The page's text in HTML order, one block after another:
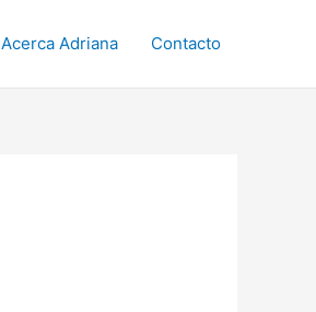
Acerca Adriana Contacto